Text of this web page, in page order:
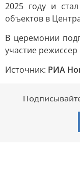
2025 году и
объектов в
В церемонии
участие
Источник: РИА